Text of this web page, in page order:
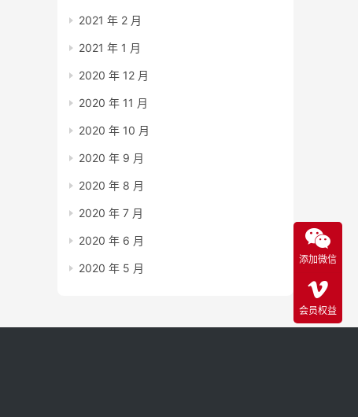
2021 年 2 月
2021 年 1 月
2020 年 12 月
2020 年 11 月
2020 年 10 月
2020 年 9 月
2020 年 8 月
2020 年 7 月
2020 年 6 月
2020 年 5 月
添加微信
会员权益